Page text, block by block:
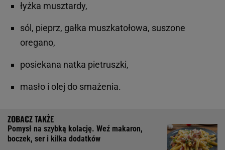
łyżka musztardy,
sól, pieprz, gałka muszkatołowa, suszone
oregano,
posiekana natka pietruszki,
masło i olej do smażenia.
Pomysł na szybką kolację. Weź makaron,
boczek, ser i kilka dodatków